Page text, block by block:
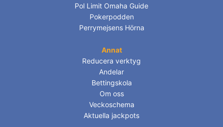
Pol Limit Omaha Guide
Pokerpodden
Perrymejsens Hörna
Annat
Reducera verktyg
Andelar
Bettingskola
Om oss
Veckoschema
Aktuella jackpots